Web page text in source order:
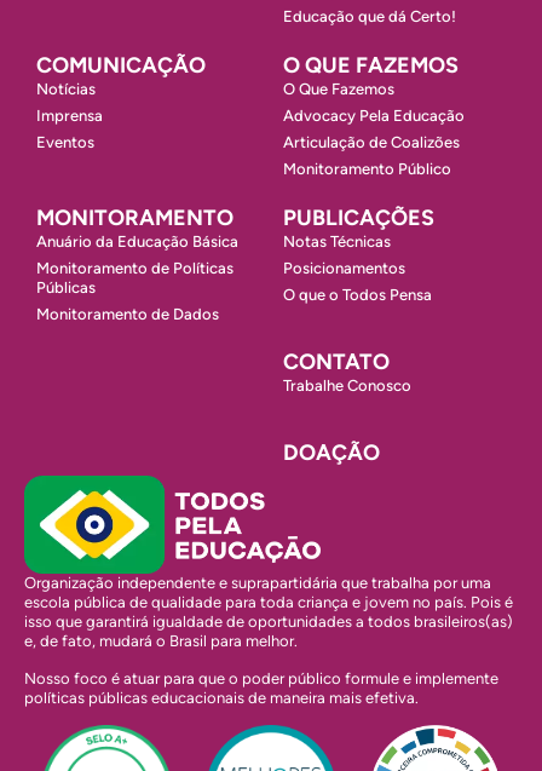
Educação que dá Certo!
COMUNICAÇÃO
Notícias
Imprensa
Eventos
O QUE FAZEMOS
O Que Fazemos
Advocacy Pela Educação
Articulação de Coalizões
Monitoramento Público
MONITORAMENTO
Anuário da Educação Básica
Monitoramento de Políticas
Públicas
Monitoramento de Dados
PUBLICAÇÕES
Notas Técnicas
Posicionamentos
O que o Todos Pensa
CONTATO
Trabalhe Conosco
DOAÇÃO
Organização independente e suprapartidária que trabalha por uma
escola pública de qualidade para toda criança e jovem no país. Pois é
isso que garantirá igualdade de oportunidades a todos brasileiros(as)
e, de fato, mudará o Brasil para melhor.
Nosso foco é atuar para que o poder público formule e implemente
políticas públicas educacionais de maneira mais efetiva.